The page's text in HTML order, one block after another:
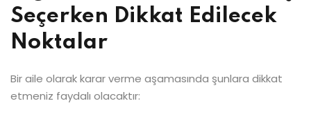
Seçerken Dikkat Edilecek
Noktalar
Bir aile olarak karar verme aşamasında şunlara dikkat
etmeniz faydalı olacaktır: